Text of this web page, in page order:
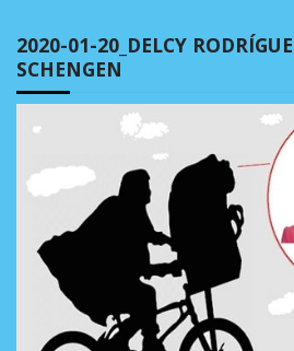
2020-01-20_DELCY
SCHENGEN